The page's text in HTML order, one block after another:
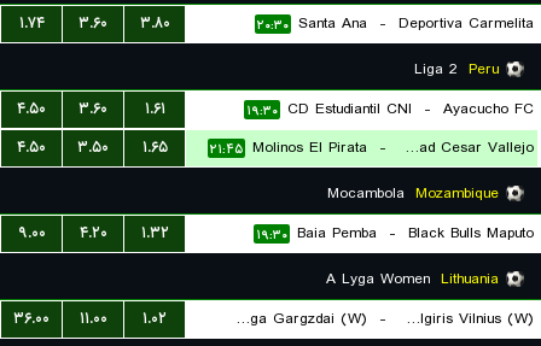
Deportiva Carmelita
-
Santa Ana ۲۰:۳۰ ۳.۸۰ ۳.۶۰
۱.۷۴
Peru
Ayacucho FC
-
CD Estudiantil CNI ۱۹:۳۰ ۱.۶۱ ۳.۶۰
۴.۵۰
Universidad Cesar Vallejo
-
Molinos El Pirata ۲۱:۴۵ ۱.۶۵ ۳.۵۰
۴.۵۰
Mozambique
Black Bulls Maputo
-
Baia Pemba ۱۹:۳۰ ۱.۳۲ ۴.۲۰
۹.۰۰
Lithuania
FK Zalgiris Vilnius (W)
-
FK Banga Gargzdai (W) ۱.۰۲ ۱۱.۰۰
۳۶.۰۰